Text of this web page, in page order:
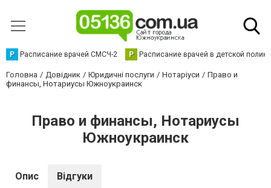
Р Расписание врачей СМСЧ-2 Р Расписание врачей в детской
Головна Довідник Юридичні послуги Нотаріуси
Право и
финансы, Нотариусы Южноукраинск
Право и финансы, Нотариусы
Южноукраинск
Опис Відгуки